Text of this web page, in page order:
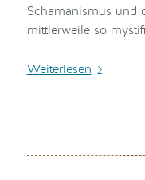
Schamanismus und
mittlerweile so
Weiterlesen